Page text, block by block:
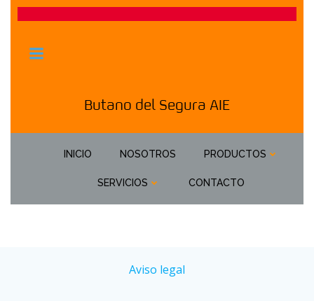
Saltar
al
Butano del Segura AIE
INICIO NOSOTROS PRODUCTOS
SERVICIOS CONTACTO
Aviso legal